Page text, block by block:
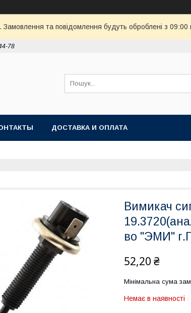
Замовлення та повідомлення будуть оброблені з
78
ДОСТАВКА И ОПЛАТА
Вимикач
во "ЭМИ"
52,20 ₴
Мінімальна сума
Немає в наявності